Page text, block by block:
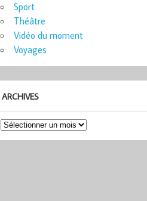
Sport
Théâtre
Vidéo du moment
Voyages
ARCHIVES
Archives